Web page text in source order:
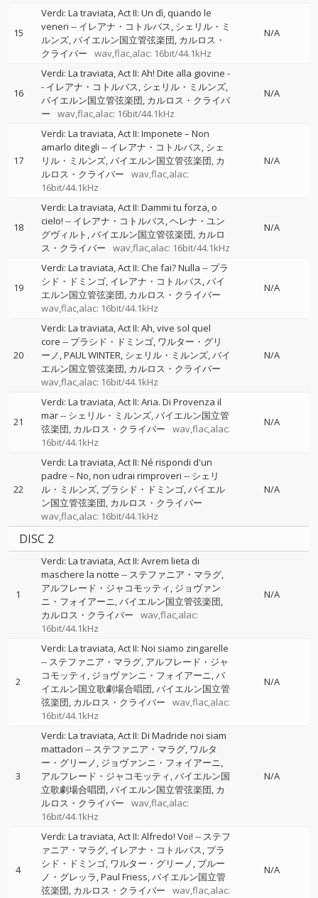
15
Verdi: La traviata, Act II: Un dì, quando le
veneri -- イレアナ・コトルバス シェリル・ミ
ルンズ バイエルン国立管弦楽団 カルロス・
クライバー
wav,flac,alac: 16bit/44.1kHz
N/A
16
Verdi: La traviata, Act II: Ah! Dite alla giovine -
- イレアナ・コトルバス シェリル・ミルンズ
バイエルン国立管弦楽団 カルロス・クライバ
ー
wav,flac,alac: 16bit/44.1kHz
N/A
17
Verdi: La traviata, Act II: Imponete – Non
amarlo ditegli -- イレアナ・コトルバス シェ
リル・ミルンズ バイエルン国立管弦楽団 カ
ルロス・クライバー
wav,flac,alac:
16bit/44.1kHz
N/A
18
Verdi: La traviata, Act II: Dammi tu forza, o
cielo! -- イレアナ・コトルバス ヘレナ・ユン
グヴィルト バイエルン国立管弦楽団 カルロ
ス・クライバー
wav,flac,alac: 16bit/44.1kHz
N/A
19
Verdi: La traviata, Act II: Che fai? Nulla -- プラ
シド・ドミンゴ イレアナ・コトルバス バイ
エルン国立管弦楽団 カルロス・クライバー
wav,flac,alac: 16bit/44.1kHz
N/A
20
Verdi: La traviata, Act II: Ah, vive sol quel
core -- プラシド・ドミンゴ ワルター・グリ
ーノ PAUL WINTER シェリル・ミルンズ バイ
エルン国立管弦楽団 カルロス・クライバー
wav,flac,alac: 16bit/44.1kHz
N/A
21
Verdi: La traviata, Act II: Aria. Di Provenza il
mar-- シェリル・ミルンズ バイエルン国立管
弦楽団 カルロス・クライバー
wav,flac,alac:
16bit/44.1kHz
N/A
22
Verdi: La traviata, Act II: Né rispondi d'un
padre – No, non udrai rimproveri -- シェリ
ル・ミルンズ プラシド・ドミンゴ バイエル
ン国立管弦楽団 カルロス・クライバー
wav,flac,alac: 16bit/44.1kHz
N/A
DISC 2
1
Verdi: La traviata, Act II: Avrem lieta di
maschere la notte -- ステファニア・マラグ
アルフレード・ジャコモッティ ジョヴァン
ニ・フォイアーニ バイエルン国立管弦楽団
カルロス・クライバー
wav,flac,alac:
16bit/44.1kHz
N/A
2
Verdi: La traviata, Act II: Noi siamo zingarelle
-- ステファニア・マラグ アルフレード・ジャ
コモッティ ジョヴァンニ・フォイアーニ バ
イエルン国立歌劇場合唱団 バイエルン国立管
弦楽団 カルロス・クライバー
wav,flac,alac:
16bit/44.1kHz
N/A
3
Verdi: La traviata, Act II: Di Madride noi siam
mattadori -- ステファニア・マラグ ワルタ
ー・グリーノ ジョヴァンニ・フォイアーニ
アルフレード・ジャコモッティ バイエルン国
立歌劇場合唱団 バイエルン国立管弦楽団 カ
ルロス・クライバー
wav,flac,alac:
16bit/44.1kHz
N/A
4
Verdi: La traviata, Act II: Alfredo! Voi! -- ステフ
ァニア・マラグ イレアナ・コトルバス プラ
シド・ドミンゴ ワルター・グリーノ ブルー
ノ・グレッラ Paul Friess バイエルン国立管
弦楽団 カルロス・クライバー
wav,flac,alac:
N/A